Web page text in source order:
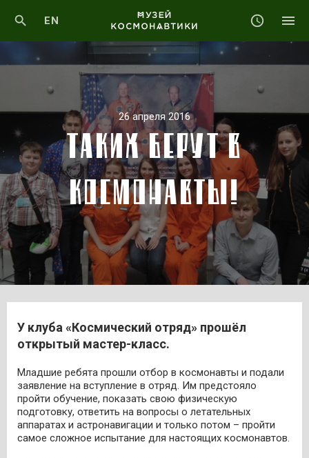
EN
26 апреля 2016
ТАКИХ БЕРУТ В
КОСМОНАВТЫ!
У клуба «Космический отряд» прошёл
открытый мастер-класс.
Младшие ребята прошли отбор в космонавты и подали
заявление на вступление в отряд. Им предстояло
пройти обучение, показать свою физическую
подготовку, ответить на вопросы о летательных
аппаратах и астронавигации и только потом – пройти
самое сложное испытание для настоящих космонавтов.